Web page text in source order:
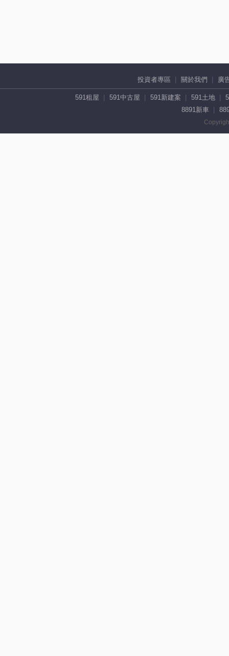
投資者專區 關於我們 廣
591租屋 591中古屋 591新建案 591土地
8891新車